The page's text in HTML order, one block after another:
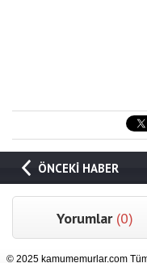
ÖNCEKİ HABER
Yorumlar (0)
© 2025 kamumemurlar.com Tüm